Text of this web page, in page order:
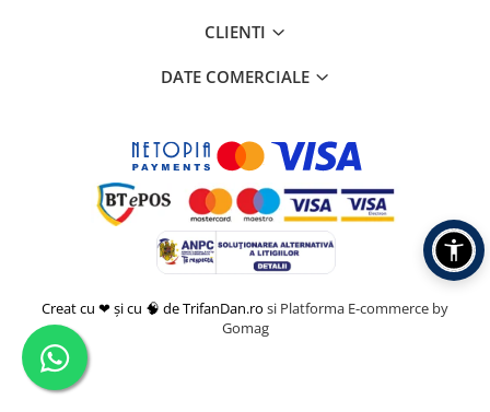
CLIENTI
DATE COMERCIALE
Creat cu ❤ și cu 🧠 de TrifanDan.ro si Platforma E-commerce by
Gomag